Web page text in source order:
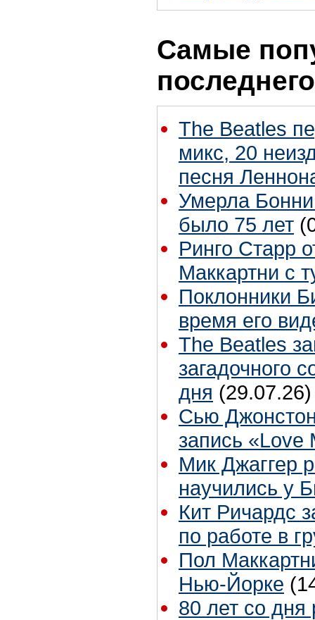
Самые
The Beatles
микс, 20
песня
Умерла
было 75 лет
Ринго Старр
Маккартни с
Поклонники
время его
The Beatles
загадочного
дня (29.07.26)
Сью
запись «Love
Мик Джаггер
научились у
Кит Ричардс
по работе в
Пол
Нью-Йорке
80 лет со